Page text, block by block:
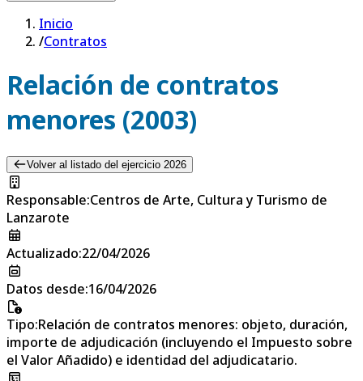
Inicio
/Contratos
Relación de contratos
menores (2003)
Volver al listado del ejercicio 2026
Responsable:Centros de Arte, Cultura y Turismo de
Lanzarote
Actualizado:22/04/2026
Datos desde:16/04/2026
Tipo:Relación de contratos menores: objeto, duración,
importe de adjudicación (incluyendo el Impuesto sobre
el Valor Añadido) e identidad del adjudicatario.